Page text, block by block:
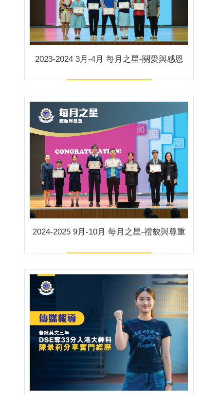
2023-2024 3月-4月 每月之星-關愛與感恩
2024-2025 9月-10月 每月之星-禮貌與尊重